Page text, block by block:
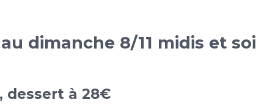
dimanche 8/11 midis et
dessert à 28€